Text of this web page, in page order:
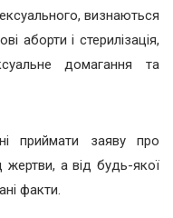
визнаються
аборти і стерилізація,
домагання та
приймати заяву про
жертви, а від будь-якої
факти.